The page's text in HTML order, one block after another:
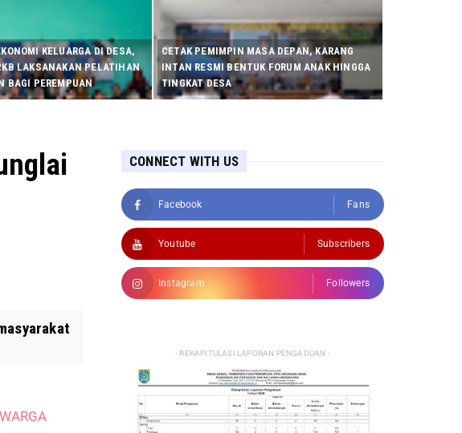
KELUARGA DI DESA,
LAKSANAKAN PELATIHAN
BAGI PEREMPUAN
CETAK PEMIMPIN MASA DEPAN, KARANG
INTAN RESMI BENTUK FORUM ANAK HINGGA
TINGKAT DESA
CONNECT WITH US
Facebook Fans
Youtube Subscribers
Instagram Followers
- REKAPITULASI LAPORAN PENGADUAN -